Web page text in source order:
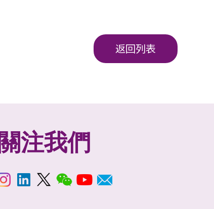
返回列表
關注我們